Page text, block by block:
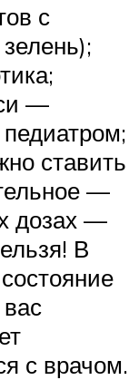
с
—
ставить
—
дозах —
В
с врачом.